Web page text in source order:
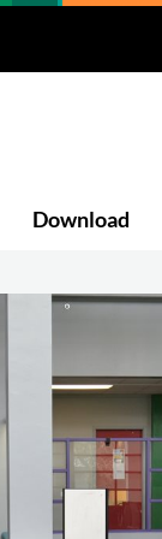
Download